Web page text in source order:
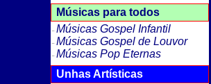
Músicas para todos
Músicas Gospel Infantil
Músicas Gospel de Louvor
Músicas Pop Eternas
Unhas Artísticas